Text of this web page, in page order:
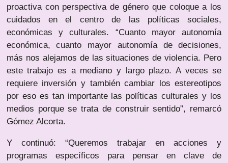
proactiva con perspectiva de género que coloque a los
cuidados en el centro de las políticas sociales,
económicas y culturales. “Cuanto mayor autonomía
económica, cuanto mayor autonomía de decisiones,
más nos alejamos de las situaciones de violencia. Pero
este trabajo es a mediano y largo plazo. A veces se
requiere inversión y también cambiar los estereotipos
por eso es tan importante las políticas culturales y los
medios porque se trata de construir sentido”, remarcó
Gómez Alcorta.
Y continuó: “Queremos trabajar en acciones y
programas específicos para pensar en clave de